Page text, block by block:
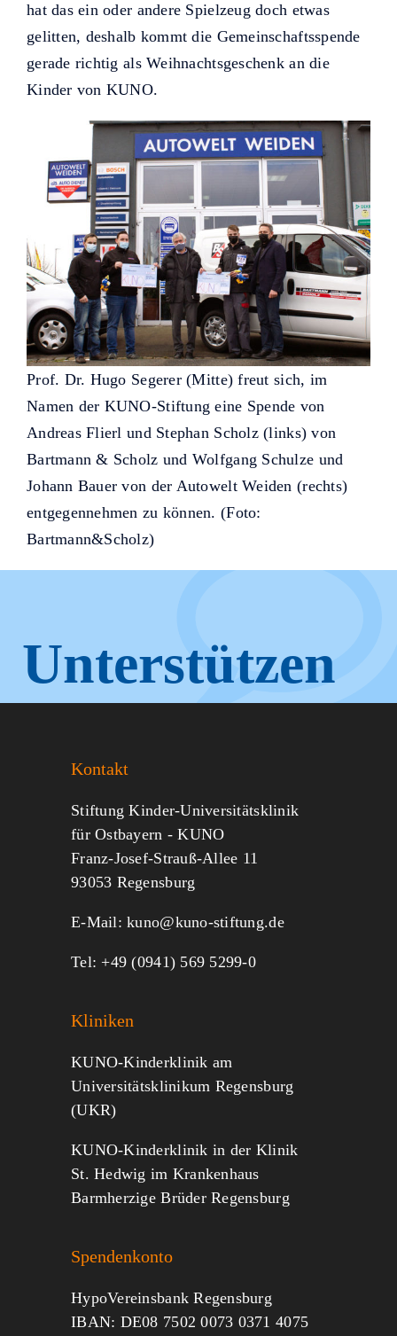
hat das ein oder andere Spielzeug doch etwas
gelitten, deshalb kommt die Gemeinschaftsspende
gerade richtig als Weihnachtsgeschenk an die
Kinder von KUNO.
Prof. Dr. Hugo Segerer (Mitte) freut sich, im
Namen der KUNO-Stiftung eine Spende von
Andreas Flierl und Stephan Scholz (links) von
Bartmann & Scholz und Wolfgang Schulze und
Johann Bauer von der Autowelt Weiden (rechts)
entgegennehmen zu können. (Foto:
Bartmann&Scholz)
Unterstützen
Jeder kann helfen.
MITMACHEN SPENDEN
Kontakt
Stiftung Kinder-Universitätsklinik
für Ostbayern - KUNO
Franz-Josef-Strauß-Allee 11
93053 Regensburg
E-Mail:kuno@kuno-stiftung.de
Tel: +49 (0941) 569 5299-0
Kliniken
KUNO-Kinderklinik am
Universitätsklinikum Regensburg
(UKR)
KUNO-Kinderklinik in der Klinik
St. Hedwig im Krankenhaus
Barmherzige Brüder Regensburg
Spendenkonto
HypoVereinsbank Regensburg
IBAN: DE08 7502 0073 0371 4075